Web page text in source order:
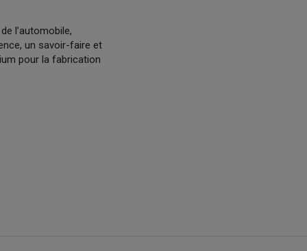
l’automobile,
un savoir-faire et
pour la fabrication